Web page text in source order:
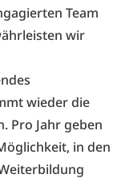
Team
wir
wieder die
Pro Jahr geben
in den